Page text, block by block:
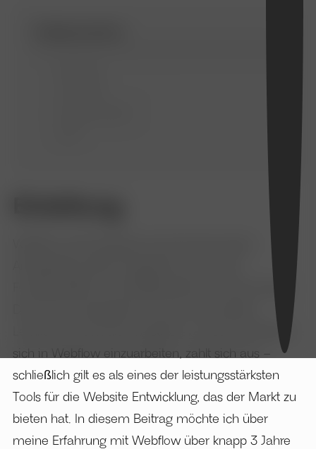
Lernkurve. Doch die Investition von Zeit und Mühe,
sich in Webflow einzuarbeiten, zahlt sich aus –
schließlich gilt es als eines der leistungsstärksten
Tools für die Website Entwicklung, das der Markt zu
bieten hat. In diesem Beitrag möchte ich über
meine Erfahrung mit Webflow über knapp 3 Jahre